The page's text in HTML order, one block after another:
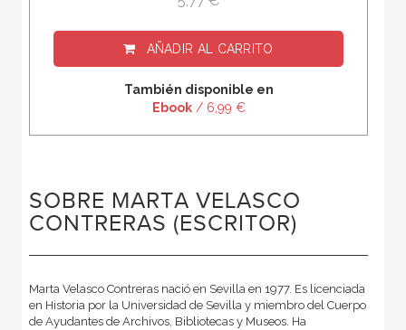
AÑADIR AL CARRITO
También disponible en
Ebook/ 6,99 €
SOBRE MARTA VELASCO
CONTRERAS (ESCRITOR)
Marta Velasco Contreras nació en Sevilla en 1977. Es licenciada
en Historia por la Universidad de Sevilla y miembro del Cuerpo
de Ayudantes de Archivos, Bibliotecas y Museos. Ha